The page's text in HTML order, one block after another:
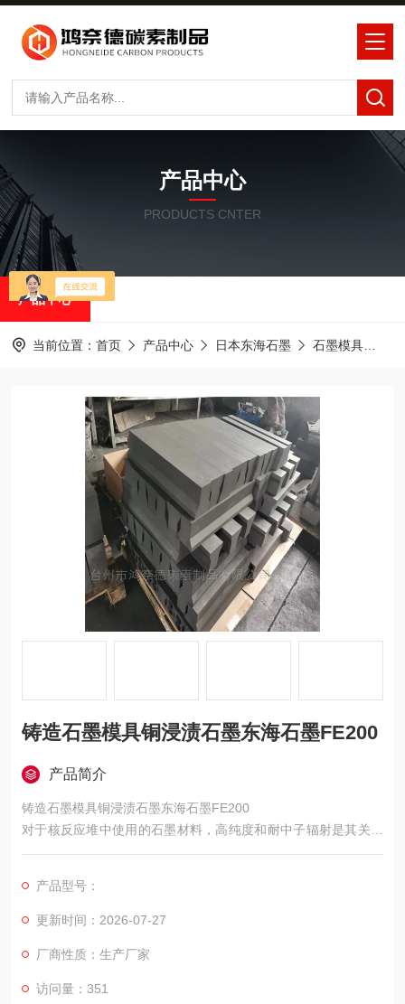
产品中心
PRODUCTS CNTER
产品中心
当前位置： 首页 产品中心 日本东海石墨 石墨模具
铸造石墨模具铜浸渍石墨东海石墨FE200
产品简介
铸造石墨模具铜浸渍石墨东海石墨FE200
对于核反应堆中使用的石墨材料，高纯度和耐中子辐射是其关键
要求。为了确保纯度，公司的核级石墨在选用原料、工艺控制、
格控制硼、镉等易于吸收中子的元素含量，防止热中子吸附在慢
化块上，也推荐采用经过辐照试验的等静压高纯石墨，它具有各
性。
产品型号：
更新时间：2026-07-27
厂商性质：生产厂家
访问量：351